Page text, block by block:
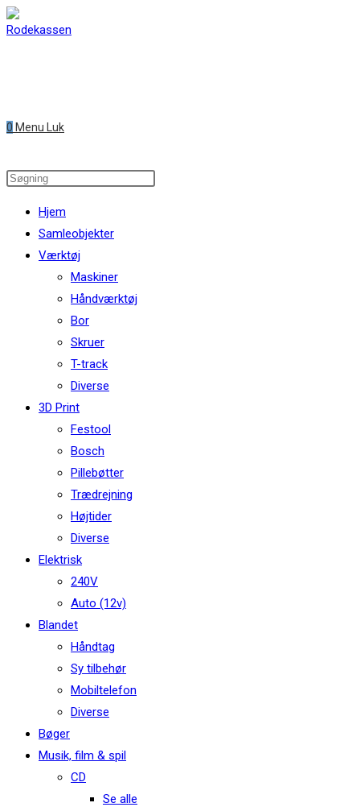
Skip
to
0 Menu Luk
Search
website
Hjem
Samleobjekter
Værktøj
Maskiner
Håndværktøj
Bor
Skruer
T-track
Diverse
3D Print
Festool
Bosch
Pillebøtter
Trædrejning
Højtider
Diverse
Elektrisk
240V
Auto (12v)
Blandet
Håndtag
Sy tilbehør
Mobiltelefon
Diverse
Bøger
Musik, film & spil
CD
Se alle